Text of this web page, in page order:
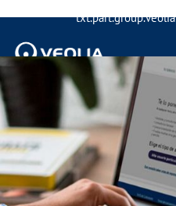
txt.part.group.veolia